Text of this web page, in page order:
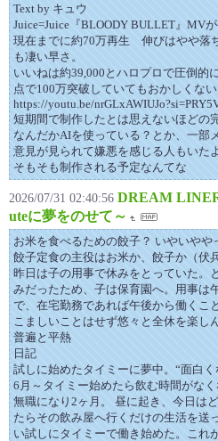
Text by キュウ
Juice=Juice『BLOODY BULLET』MV
現在までに約70万再生 伸びはやや落
も凄い早さ。
いいねは約39,000とハロプロで圧倒的
点で100万突破していてもおかしくない
https://youtu.be/
短期間で制作したとは思えないほどの
なんだかAIを使っている？とか、一部
意見が見られて嫌悪を感じる人もいた
そもそも制作される予定なんてな
2026/07/31 02:40:56 DREAM
uteに夢をのせて～
お米を食べるための餃子？ いやいやや
餃子定食の主役はお米か、餃子か（伏
昨日は子の用事で休みをとっていた。
みだったため、子は保育園へ。用事は
で、在宅勤務であれば午後から働くこ
こましいことはせず悠々と全休を楽し
普遍と平熱
日記
試しに始めたタイミーに夢中。“面白く
6月～タイミー始めたら飲む時間がな
無職になり2ヶ月。 昼に起き、今日は
たらその飲み屋へ行くだけの生活を送
い試しにタイミーで働き始めた。これ